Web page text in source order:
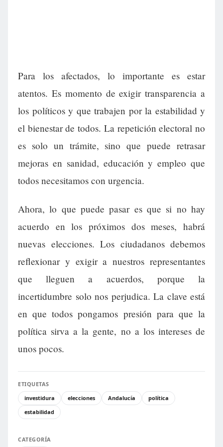
Para los afectados, lo importante es estar
atentos. Es momento de exigir transparencia a
los políticos y que trabajen por la estabilidad y
el bienestar de todos. La repetición electoral no
es solo un trámite, sino que puede retrasar
mejoras en sanidad, educación y empleo que
todos necesitamos con urgencia.
Ahora, lo que puede pasar es que si no hay
acuerdo en los próximos dos meses, habrá
nuevas elecciones. Los ciudadanos debemos
reflexionar y exigir a nuestros representantes
que lleguen a acuerdos, porque la
incertidumbre solo nos perjudica. La clave está
en que todos pongamos presión para que la
política sirva a la gente, no a los intereses de
unos pocos.
ETIQUETAS
investidura
elecciones Andalucía
política
estabilidad
CATEGORÍA